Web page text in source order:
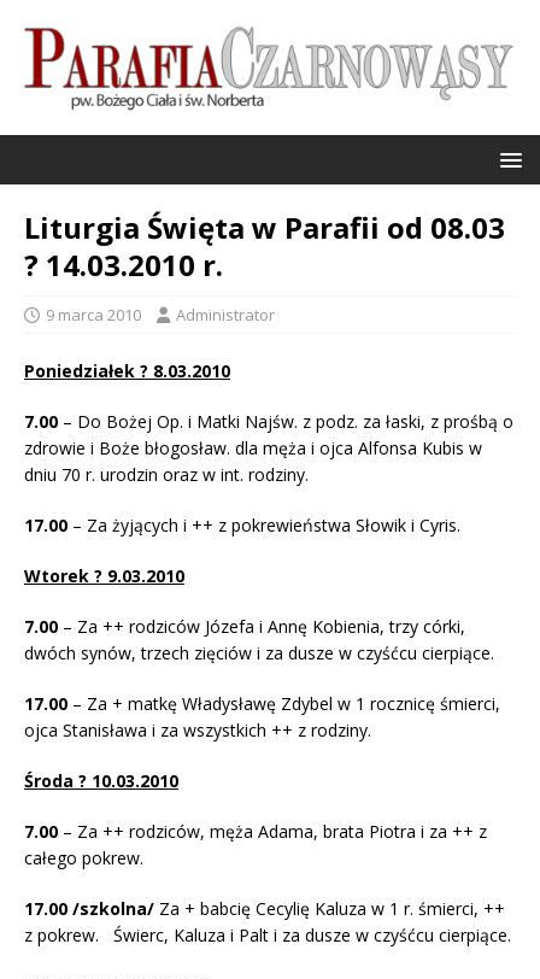
Liturgia Święta w Parafii od 08.03
? 14.03.2010 r.
9 marca 2010 Administrator
Poniedziałek ? 8.03.2010
7.00 – Do Bożej Op. i Matki Najśw. z podz. za łaski, z prośbą o
zdrowie i Boże błogosław. dla męża i ojca Alfonsa Kubis w
dniu 70 r. urodzin oraz w int. rodziny.
17.00 – Za żyjących i ++ z pokrewieństwa Słowik i Cyris.
Wtorek ? 9.03.2010
7.00 – Za ++ rodziców Józefa i Annę Kobienia, trzy córki,
dwóch synów, trzech zięciów i za dusze w czyśćcu cierpiące.
17.00 – Za + matkę Władysławę Zdybel w 1 rocznicę śmierci,
ojca Stanisława i za wszystkich ++ z rodziny.
Środa ? 10.03.2010
7.00 – Za ++ rodziców, męża Adama, brata Piotra i za ++ z
całego pokrew.
17.00 /szkolna/ Za + babcię Cecylię Kaluza w 1 r. śmierci, ++
z pokrew. Świerc, Kaluza i Palt i za dusze w czyśćcu cierpiące.